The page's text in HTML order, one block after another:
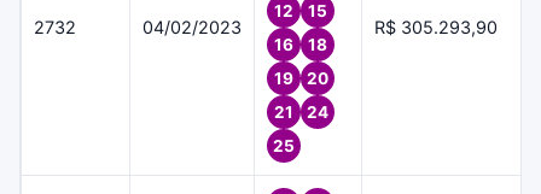
2732 04/02/2023
12
15
16
18
19
20
21
24
25
R$ 305.293,90